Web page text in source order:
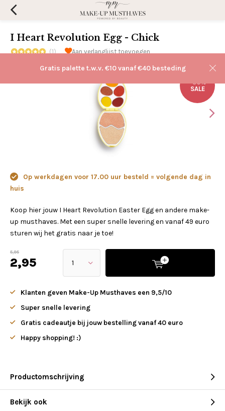
Gratis palette t.w.v. €10 vanaf €40 besteding
I Heart Revolution Egg - Chick
(1) Aan verlanglijst toevoegen
-50%
SALE
Op werkdagen voor 17.00 uur besteld = volgende dag in
huis
Koop hier jouw I Heart Revolution Easter Egg en andere make-
up musthaves. Met een super snelle levering en vanaf 49 euro
sturen wij het gratis naar je toe!
5,95
2,95
Klanten geven Make-Up Musthaves een 9,5/10
Super snelle levering
Gratis cadeautje bij jouw bestelling vanaf 40 euro
Happy shopping! :)
Productomschrijving
Bekijk ook